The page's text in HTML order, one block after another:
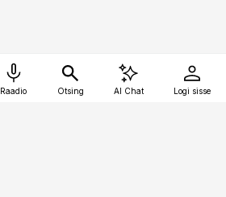
Raadio Otsing AI Chat Logi sisse